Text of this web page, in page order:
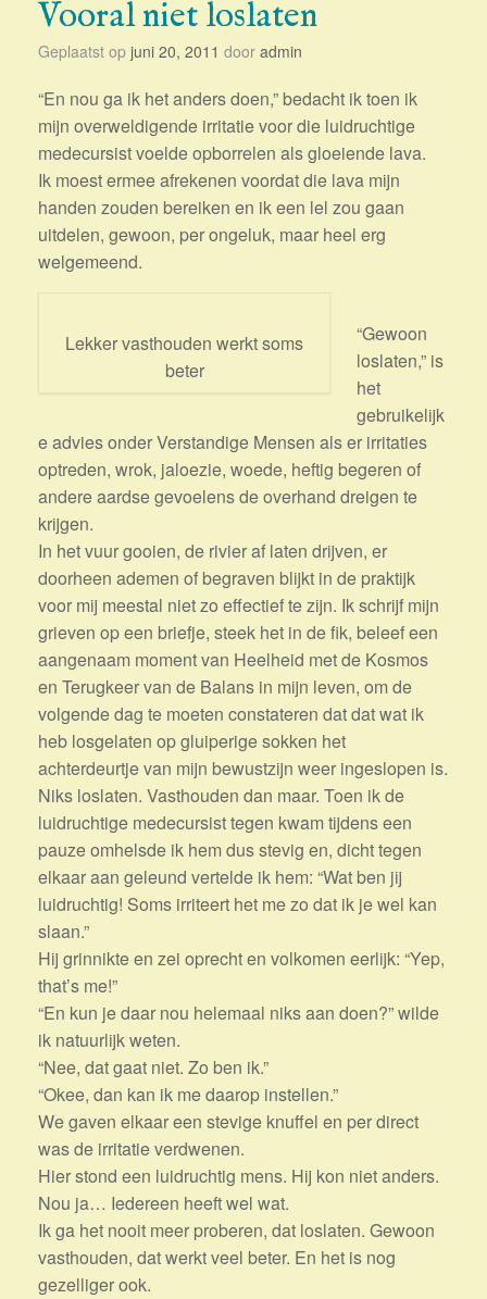
Vooral niet loslaten
Geplaatst op juni 20, 2011 door admin
“En nou ga ik het anders doen,” bedacht ik toen ik
mijn overweldigende irritatie voor die luidruchtige
medecursist voelde opborrelen als gloeiende lava.
Ik moest ermee afrekenen voordat die lava mijn
handen zouden bereiken en ik een lel zou gaan
uitdelen, gewoon, per ongeluk, maar heel erg
welgemeend.
Lekker vasthouden werkt soms
beter
“Gewoon
loslaten,” is
het
gebruikelijk
e advies onder Verstandige Mensen als er irritaties
optreden, wrok, jaloezie, woede, heftig begeren of
andere aardse gevoelens de overhand dreigen te
krijgen.
In het vuur gooien, de rivier af laten drijven, er
doorheen ademen of begraven blijkt in de praktijk
voor mij meestal niet zo effectief te zijn. Ik schrijf mijn
grieven op een briefje, steek het in de fik, beleef een
aangenaam moment van Heelheid met de Kosmos
en Terugkeer van de Balans in mijn leven, om de
volgende dag te moeten constateren dat dat wat ik
heb losgelaten op gluiperige sokken het
achterdeurtje van mijn bewustzijn weer ingeslopen is.
Niks loslaten. Vasthouden dan maar. Toen ik de
luidruchtige medecursist tegen kwam tijdens een
pauze omhelsde ik hem dus stevig en, dicht tegen
elkaar aan geleund vertelde ik hem: “Wat ben jij
luidruchtig! Soms irriteert het me zo dat ik je wel kan
slaan.”
Hij grinnikte en zei oprecht en volkomen eerlijk: “Yep,
that’s me!”
“En kun je daar nou helemaal niks aan doen?” wilde
ik natuurlijk weten.
“Nee, dat gaat niet. Zo ben ik.”
“Okee, dan kan ik me daarop instellen.”
We gaven elkaar een stevige knuffel en per direct
was de irritatie verdwenen.
Hier stond een luidruchtig mens. Hij kon niet anders.
Nou ja… Iedereen heeft wel wat.
Ik ga het nooit meer proberen, dat loslaten. Gewoon
vasthouden, dat werkt veel beter. En het is nog
gezelliger ook.